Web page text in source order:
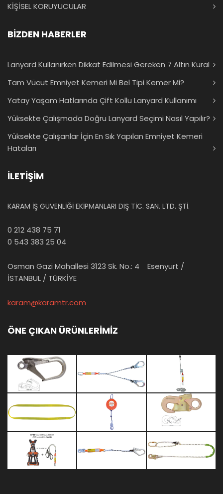
KİŞİSEL KORUYUCULAR
BİZDEN HABERLER
Lanyard Kullanırken Dikkat Edilmesi Gereken 7 Altın Kural
Tam Vücut Emniyet Kemeri Mi Bel Tipi Kemer Mi?
Yatay Yaşam Hatlarında Çift Kollu Lanyard Kullanımı
Yüksekte Çalışmada Doğru Lanyard Seçimi Nasıl Yapılır?
Yüksekte Çalışanlar İçin En Sık Yapılan Emniyet Kemeri
Hataları
İLETİŞİM
KARAM İŞ GÜVENLİĞİ EKİPMANLARI DIŞ TİC. SAN. LTD. ŞTİ.
0 212 438 75 71
0 543 383 25 04
Osman Gazi Mahallesi 3123 Sk. No.: 4 Esenyurt /
İSTANBUL / TÜRKİYE
karam@karamtr.com
ÖNE ÇIKAN ÜRÜNLERİMİZ